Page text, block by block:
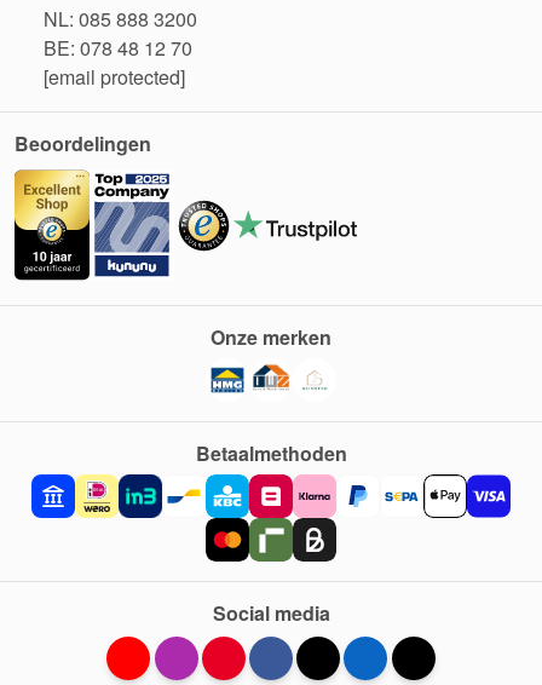
NL: 085 888 3200
BE: 078 48 12 70
[email protected]
Beoordelingen
Betaalmethoden
Onze merken
Social media